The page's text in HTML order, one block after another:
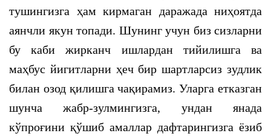
тушингизга ҳам кирмаган даражада ниҳоятда
аянчли якун топади. Шунинг учун биз сизларни
бу каби жирканч ишлардан тийилишга ва
маҳбус йигитларни ҳеч бир шартларсиз зудлик
билан озод қилишга чақирамиз. Уларга етказган
шунча жабр-зулмингизга, ундан янада
кўпроғини қўшиб амаллар дафтарингизга ёзиб